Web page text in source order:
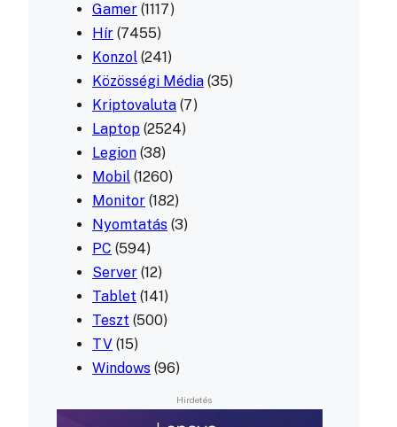
Gamer (1117)
Hír (7455)
Konzol (241)
Közösségi Média (35)
Kriptovaluta (7)
Laptop (2524)
Legion (38)
Mobil (1260)
Monitor (182)
Nyomtatás (3)
PC (594)
Server (12)
Tablet (141)
Teszt (500)
TV (15)
Windows (96)